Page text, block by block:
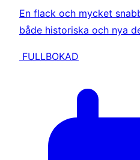
En flack och mycket
både historiska och nya
FULLBOKAD